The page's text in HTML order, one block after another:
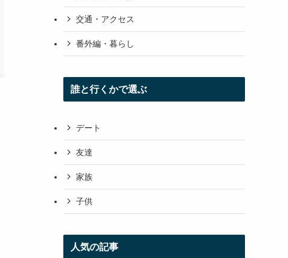
交通・アクセス
番外編・暮らし
誰と行くかで選ぶ
デート
友達
家族
子供
人気の記事